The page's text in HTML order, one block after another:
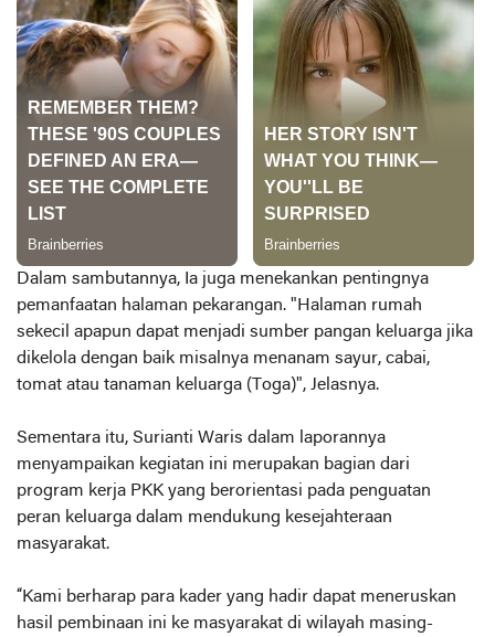
Dalam sambutannya, Ia juga menekankan pentingnya
pemanfaatan halaman pekarangan. "Halaman rumah
sekecil apapun dapat menjadi sumber pangan keluarga jika
dikelola dengan baik misalnya menanam sayur, cabai,
tomat atau tanaman keluarga (Toga)", Jelasnya.
Sementara itu, Surianti Waris dalam laporannya
menyampaikan kegiatan ini merupakan bagian dari
program kerja PKK yang berorientasi pada penguatan
peran keluarga dalam mendukung kesejahteraan
masyarakat.
“Kami berharap para kader yang hadir dapat meneruskan
hasil pembinaan ini ke masyarakat di wilayah masing-